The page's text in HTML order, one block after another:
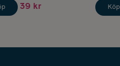
39 kr Köp